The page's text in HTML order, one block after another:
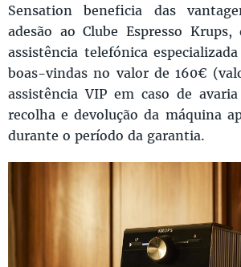
Sensation beneficia das
adesão ao Clube Espresso
assistência telefónica
boas-vindas no valor de 160€
assistência VIP em caso de
recolha e devolução da máquina
durante o período da garantia.